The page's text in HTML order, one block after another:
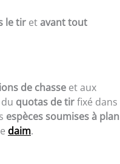
le tir etavant tout
de chasse et aux
quotas de tirfixé dans
espèces soumises à plan
daim.